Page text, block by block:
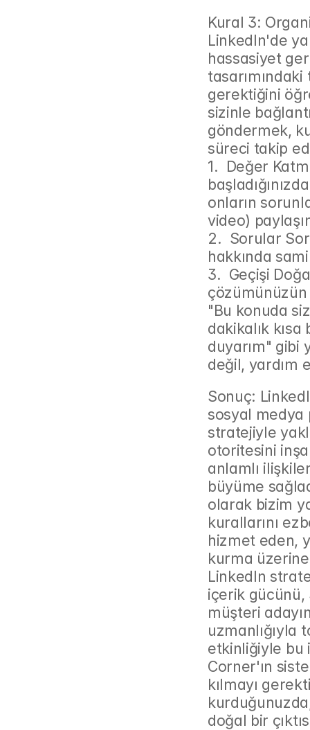
Kural 3:
LinkedIn'de
hassasiyet
gerektiğini
sizinle
göndermek,
süreci takip
1.  Değer
onların
video)
2.  Sorular
hakkında
3.  Geçişi
çözümünüzün
"Bu konuda
dakikalık
duyarım" gibi
değil, yardım
Sonuç:
sosyal medya
stratejiyle
otoritesini
anlamlı
büyüme
olarak bizim
kurallarını
hizmet eden,
kurma
LinkedIn
içerik gücünü,
müşteri
uzmanlığıyla
etkinliğiyle bu
Corner'ın
kılmayı
doğal bir